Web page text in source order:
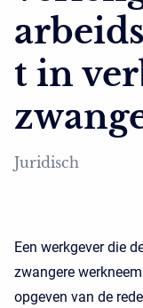
t in
Juridisch
Een werkgever die
zwangere
opgeven van de